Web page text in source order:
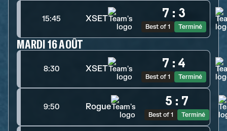
15:45 XSET 7 : 3
Best of 1 Terminé
MARDI 16 AOÛT
8:30 XSET 7 : 4
Best of 1 Terminé
9:50 Rogue 5 : 7
Best of 1 Terminé